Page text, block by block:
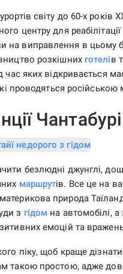
світу до 60-х
центру для
виправлення в цьому
розкішних готелів
час яких відкривається
проводяться
Чантабурі
безлюдні джунглі,
маршрутів. Все це на
природа
з гідом на автомобілі, а
емоцій та
піку, щоб краще
такою простою, адже